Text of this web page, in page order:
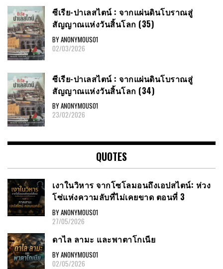
ซีเรีย​-ปาเลสไตน์​ : จากแผ่นดินโบราณสู่
สัญญาณ​แห่งวันสิ้นโลก​ (35)
BY ANONYMOUS01
02/03/2026
ซีเรีย​-ปาเลสไตน์​ : จากแผ่นดินโบราณสู่
สัญญาณ​แห่งวันสิ้นโลก​ (34)
BY ANONYMOUS01
23/02/2026
QUOTES
เงาในวิหาร จากโซโลมอนถึงเอปสไตน์: ห่วง
โซ่แห่งความลับที่ไม่เคยขาด ตอนที่ 3
BY ANONYMOUS01
27/05/2026
ดาไล ลามะ และพาตาโกเนีย
BY ANONYMOUS01
02/05/2026